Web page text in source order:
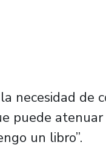
necesidad de
puede
un libro”.